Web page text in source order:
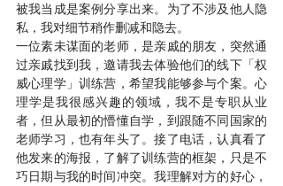
被我当成是案例分享出来。为了不涉及他人隐
私，我对细节稍作删减和隐去。
一位素未谋面的老师，是亲戚的朋友，突然通
过亲戚找到我，邀请我去体验他们的线下「权
威心理学」训练营，希望我能够参与个案。心
理学是我很感兴趣的领域，我不是专职从业
者，但从最初的懵懂自学，到跟随不同国家的
老师学习，也有年头了。接了电话，认真看了
他发来的海报，了解了训练营的框架，只是不
巧日期与我的时间冲突。我理解对方的好心，